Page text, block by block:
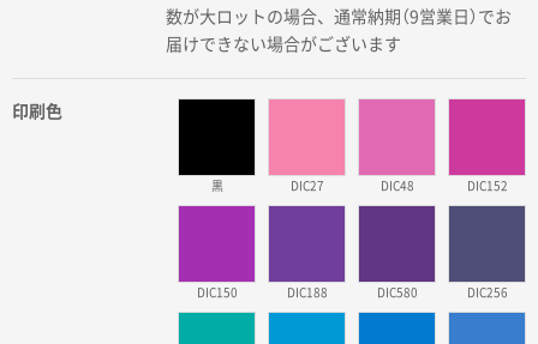
数が大ロットの場合、通常納期（9営業日）でお
届けできない場合がございます
印刷色
黒 DIC27 DIC48 DIC152
DIC150 DIC188 DIC580 DIC256